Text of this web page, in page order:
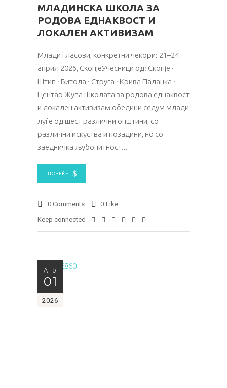
МЛАДИНСКА ШКОЛА ЗА
РОДОВА ЕДНАКВОСТ И
ЛОКАЛЕН АКТИВИЗАМ
Млади гласови, конкретни чекори: 21–24
април 2026, СкопјеУчесници од: Скопје ·
Штип · Битола · Струга · Крива Паланка ·
Центар Жупа Школата за родова еднаквост
и локален активизам обедини седум млади
луѓе од шест различни општини, со
различни искуства и позадини, но со
заедничка љубопитност
ПОВЕЌЕ
0 Comments 0 Like
Keep connected
Апр
01
2026